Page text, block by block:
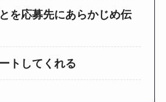
を応募先にあらかじめ伝
トしてくれる